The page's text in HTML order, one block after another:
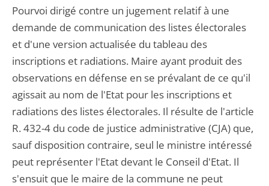
Pourvoi dirigé contre un jugement relatif à une
demande de communication des listes électorales
et d'une version actualisée du tableau des
inscriptions et radiations. Maire ayant produit des
observations en défense en se prévalant de ce qu'il
agissait au nom de l'Etat pour les inscriptions et
radiations des listes électorales. Il résulte de l'article
R. 432-4 du code de justice administrative (CJA) que,
sauf disposition contraire, seul le ministre intéressé
peut représenter l'Etat devant le Conseil d'Etat. Il
s'ensuit que le maire de la commune ne peut